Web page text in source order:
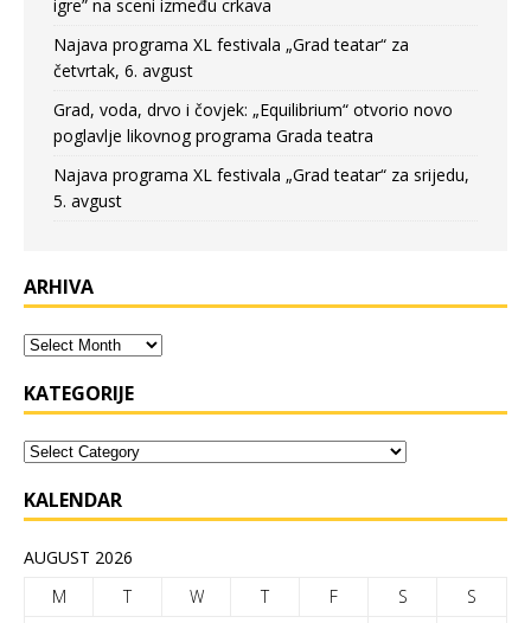
igre” na sceni između crkava
Najava programa XL festivala „Grad teatar“ za
četvrtak, 6. avgust
Grad, voda, drvo i čovjek: „Equilibrium“ otvorio novo
poglavlje likovnog programa Grada teatra
Najava programa XL festivala „Grad teatar“ za srijedu,
5. avgust
ARHIVA
KATEGORIJE
KALENDAR
AUGUST 2026
M
T W T F S
S